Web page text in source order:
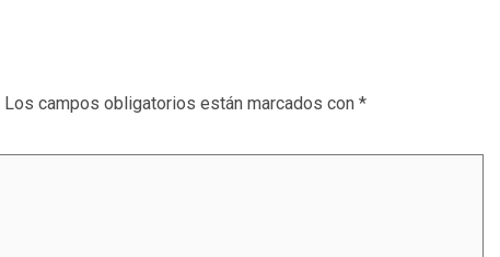
Los campos obligatorios están marcados con *